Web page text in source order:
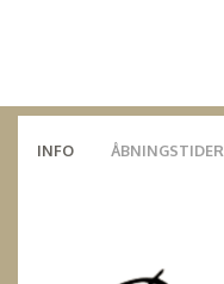
INFO ÅBNINGSTIDER